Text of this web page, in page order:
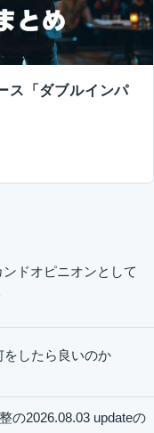
ス「ダブルインパ
ドオピニオンとして
したら良いのか
の2026.08.03 updateの